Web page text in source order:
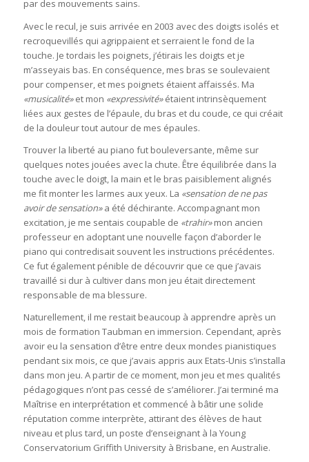
par des mouvements sains.
Avec le recul, je suis arrivée en 2003 avec des doigts isolés et
recroquevillés qui agrippaient et serraient le fond de la
touche. Je tordais les poignets, j’étirais les doigts et je
m’asseyais bas. En conséquence, mes bras se soulevaient
pour compenser, et mes poignets étaient affaissés. Ma
«musicalité»et mon «expressivité»étaient intrinsèquement
liées aux gestes de l’épaule, du bras et du coude, ce qui créait
de la douleur tout autour de mes épaules.
Trouver la liberté au piano fut bouleversante, même sur
quelques notes jouées avec la chute. Être équilibrée dans la
touche avec le doigt, la main et le bras paisiblement alignés
me fit monter les larmes aux yeux. La «sensation de ne pas
avoir de sensation»a été déchirante. Accompagnant mon
excitation, je me sentais coupable de «trahir»mon ancien
professeur en adoptant une nouvelle façon d’aborder le
piano qui contredisait souvent les instructions précédentes.
Ce fut également pénible de découvrir que ce que j’avais
travaillé si dur à cultiver dans mon jeu était directement
responsable de ma blessure.
Naturellement, il me restait beaucoup à apprendre après un
mois de formation Taubman en immersion. Cependant, après
avoir eu la sensation d’être entre deux mondes pianistiques
pendant six mois, ce que j’avais appris aux Etats-Unis s’installa
dans mon jeu. A partir de ce moment, mon jeu et mes qualités
pédagogiques n’ont pas cessé de s’améliorer. J’ai terminé ma
Maîtrise en interprétation et commencé à bâtir une solide
réputation comme interprète, attirant des élèves de haut
niveau et plus tard, un poste d’enseignant à la Young
Conservatorium Griffith University à Brisbane, en Australie.